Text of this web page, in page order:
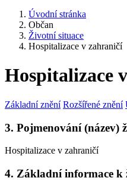
Úvodní stránka
Občan
Životní situace
Hospitalizace v zahraničí
Hospitalizace
Základní znění Rozšířené znění
3. Pojmenování (název)
Hospitalizace v zahraničí
4. Základní informace k